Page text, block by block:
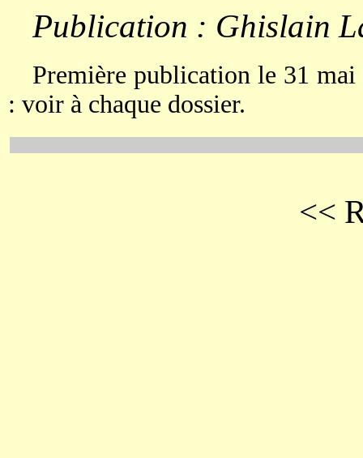
Publication : Ghislain
Première publication le 31
: voir à chaque dossier.
<<